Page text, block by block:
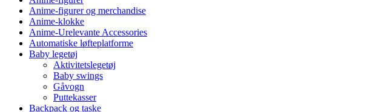
Anime-figurer og merchandise
Anime-klokke
Anime-Urelevante Accessories
Automatiske løfteplatforme
Baby legetøj
Aktivitetslegetøj
Baby swings
Gåvogn
Puttekasser
Backpack og taske